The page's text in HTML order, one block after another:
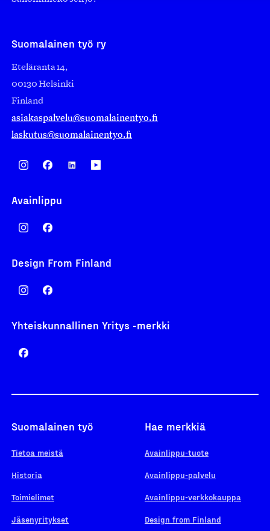
Suomalainen työ ry
Eteläranta 14,
00130 Helsinki
Finland
asiakaspalvelu@suomalainentyo.fi
laskutus@suomalainentyo.fi
Avainlippu
Design From Finland
Yhteiskunnallinen Yritys -merkki
Suomalainen työ
Tietoa meistä
Historia
Toimielimet
Jäsenyritykset
Hae merkkiä
Avainlippu-tuote
Avainlippu-palvelu
Avainlippu-verkkokauppa
Design from Finland